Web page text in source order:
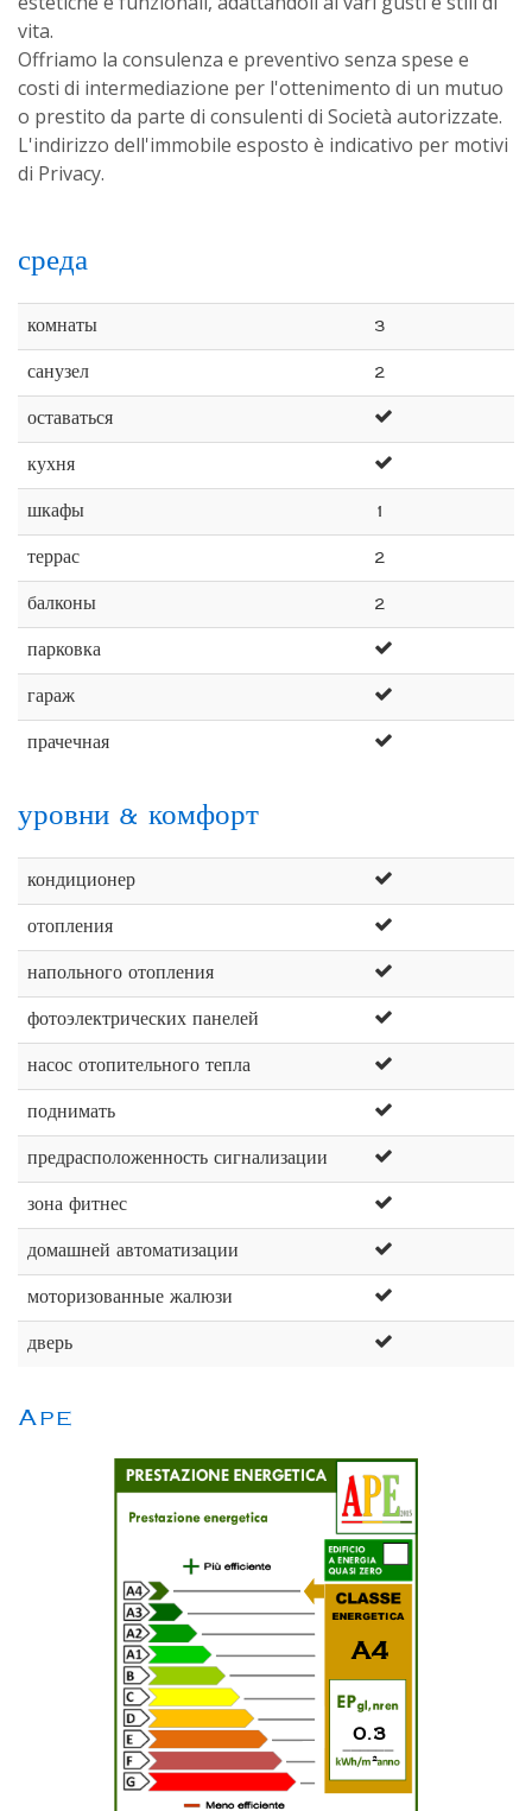
vita.
Offriamo la consulenza e preventivo senza spese e
costi di intermediazione per l'ottenimento di un mutuo
o prestito da parte di consulenti di Società autorizzate.
L'indirizzo dell'immobile esposto è indicativo per motivi
di Privacy.
среда
комнаты 3
санузел 2
оставаться
кухня
шкафы 1
террас 2
балконы 2
парковка
гараж
прачечная
уровни & комфорт
кондиционер
отопления
напольного отопления
фотоэлектрических панелей
насос отопительного тепла
поднимать
предрасположенность сигнализации
зона фитнес
домашней автоматизации
моторизованные жалюзи
дверь
Ape
2
A4
0.3